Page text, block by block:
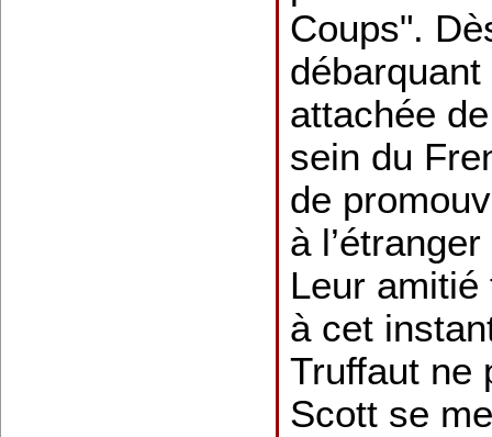
Coups".
débarquant
attachée
sein du
de
à
Leur
à cet
Truffaut ne
Scott se